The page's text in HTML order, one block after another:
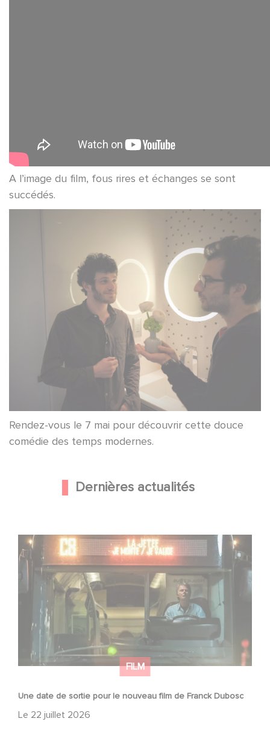
A l’image du film, fous rires et échanges se sont
succédés.
Rendez-vous le 7 mai pour découvrir cette douce
comédie des temps modernes.
Dernières actualités
FILM
Une date de sortie pour le nouveau film de Franck Dubosc
Le 22 juillet 2026
Une date de sortie pour le nouveau film de Franck
Dubosc